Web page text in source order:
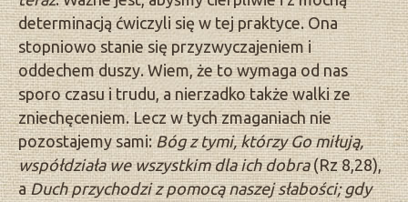
determinacją ćwiczyli się w tej praktyce. Ona
stopniowo stanie się przyzwyczajeniem i
oddechem duszy. Wiem, że to wymaga od nas
sporo czasu i trudu, a nierzadko także walki ze
zniechęceniem. Lecz w tych zmaganiach nie
pozostajemy sami:Bóg z tymi, którzy Go miłują,
współdziała we wszystkim dla ich dobra(Rz 8,28),
aDuch przychodzi z pomocą naszej słabości; gdy